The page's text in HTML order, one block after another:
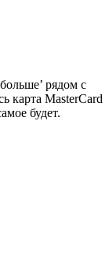
рядом с
карта MasterCard
будет.